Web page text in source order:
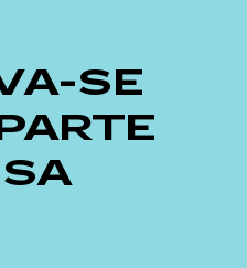
SE